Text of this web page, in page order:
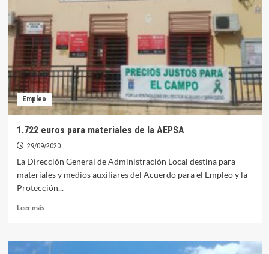
proyecto
Ítaca
del
Aula
de
Adultos
Medardo
Muñiz
Empleo
1.722 euros para materiales de la AEPSA
29/09/2020
La Dirección General de Administración Local destina para
materiales y medios auxiliares del Acuerdo para el Empleo y la
Protección...
Leer másLeer
1.722